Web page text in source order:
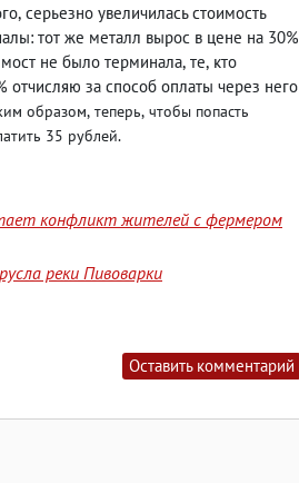
, серьезно увеличилась стоимость
тот же металл вырос в цене на 30%
не было терминала, те, кто
отчисляю за способ оплаты через него
образом, теперь, чтобы попасть
35 рублей.
конфликт жителей с фермером
реки Пивоварки
Оставить комментарий